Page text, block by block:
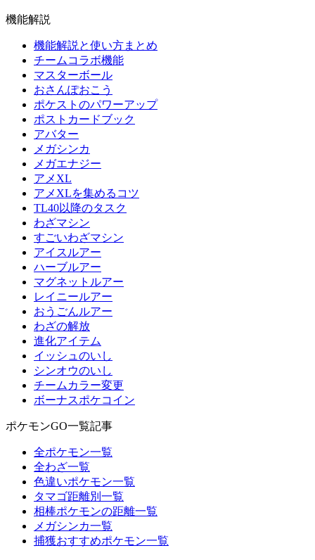
機能解説
機能解説と使い方まとめ
チームコラボ機能
マスターボール
おさんぽおこう
ポケストのパワーアップ
ポストカードブック
アバター
メガシンカ
メガエナジー
アメXL
アメXLを集めるコツ
TL40以降のタスク
わざマシン
すごいわざマシン
アイスルアー
ハーブルアー
マグネットルアー
レイニールアー
おうごんルアー
わざの解放
進化アイテム
イッシュのいし
シンオウのいし
チームカラー変更
ボーナスポケコイン
ポケモンGO一覧記事
全ポケモン一覧
全わざ一覧
色違いポケモン一覧
タマゴ距離別一覧
相棒ポケモンの距離一覧
メガシンカ一覧
捕獲おすすめポケモン一覧